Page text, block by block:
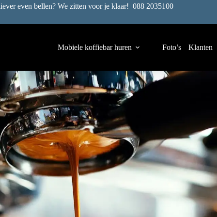
even bellen? We zitten voor je klaar! 088 2035100
Mobiele koffiebar huren Foto’s Klanten